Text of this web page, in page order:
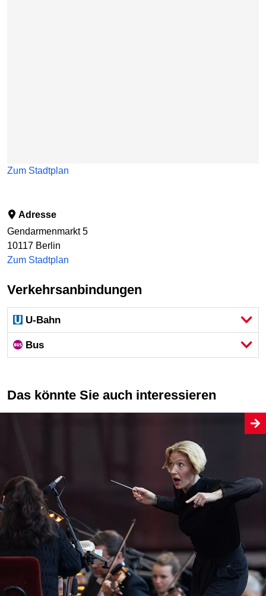
Zum Stadtplan
Adresse
Gendarmenmarkt 5
10117 Berlin
Zum Stadtplan
Verkehrsanbindungen
U-Bahn
Bus
Das könnte Sie auch interessieren